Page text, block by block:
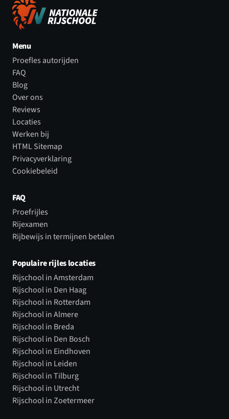
Menu
Proefles autorijden
FAQ
Blog
Over ons
Reviews
Locaties
Werken bij
HTML Sitemap
Privacyverklaring
Cookiebeleid
FAQ
Proefrijles
Rijexamen
Rijbewijs in termijnen betalen
Populaire rijles locaties
Rijschool in Amsterdam
Rijschool in Den Haag
Rijschool in Rotterdam
Rijschool in Almere
Rijschool in Breda
Rijschool in Den Bosch
Rijschool in Eindhoven
Rijschool in Leiden
Rijschool in Tilburg
Rijschool in Utrecht
Rijschool in Zoetermeer